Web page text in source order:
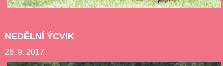
NEDĚLNÍ ÝCVIK
28. 9. 2017